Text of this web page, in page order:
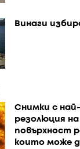
Винаги
Снимки с
резолюция
повърхност
които може